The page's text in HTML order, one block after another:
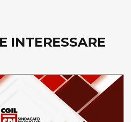
INTERESSARE